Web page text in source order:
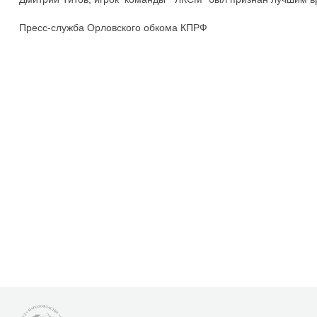
Пресс-служба Орловского обкома КПРФ